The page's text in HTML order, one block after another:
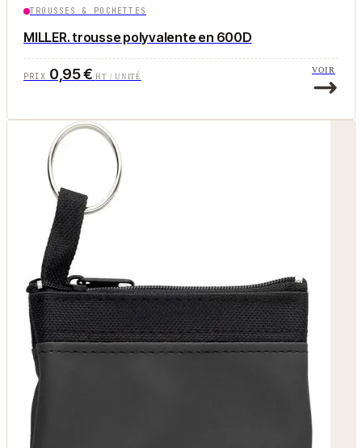
TROUSSES & POCHETTES
MILLER. trousse polyvalente en 600D
PRIX 0,95 €HT / UNITÉ
VOIR